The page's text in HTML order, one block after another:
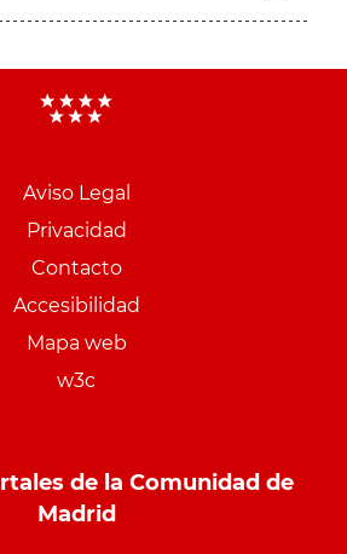
Aviso Legal
Privacidad
Contacto
Accesibilidad
Mapa web
w3c
de la Comunidad de
Madrid